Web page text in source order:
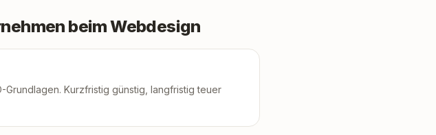
beim Webdesign
Kurzfristig günstig, langfristig teuer